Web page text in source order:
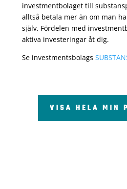
investmentbolaget till
alltså betala mer än om man
själv. Fördelen med
aktiva investeringar åt dig.
Se investmentsbolags
VISA HELA MIN